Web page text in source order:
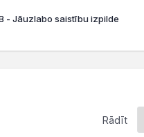
- Jāuzlabo saistību izpilde
Rādīt